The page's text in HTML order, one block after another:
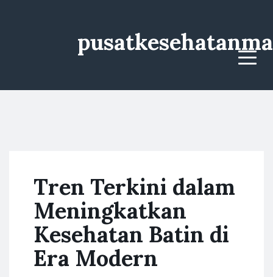
Menu
Tren Terkini dalam
Meningkatkan
Kesehatan Batin di
Era Modern